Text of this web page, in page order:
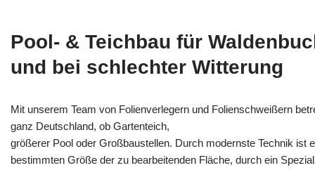
Pool- & Teichbau für
und bei schlechter Witterung
Mit unserem Team von Folienverlegern und Folien­schweißern
ganz Deutschland, ob Gartenteich,
größerer Pool oder Großbaustellen. Durch modernste Technik ist
bestimmten Größe der zu bearbeitenden Fläche, durch ein